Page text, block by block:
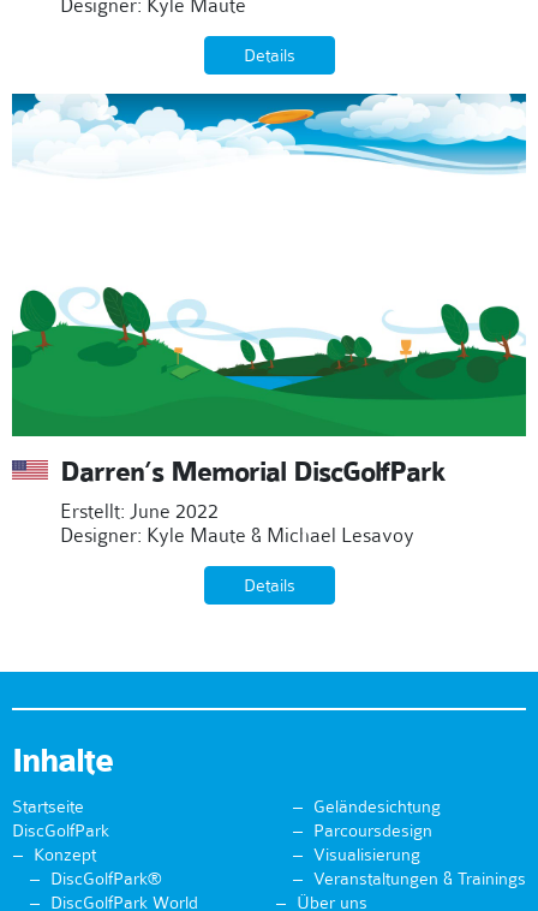
Details
Darren’s Memorial DiscGolfPark
Erstellt: June 2022
Designer: Kyle Maute & Michael Lesavoy
Details
Inhalte
Startseite
DiscGolfPark
Konzept
DiscGolfPark®
DiscGolfPark World
Geländesichtung
Parcoursdesign
Visualisierung
Veranstaltungen & Trainings
Über uns